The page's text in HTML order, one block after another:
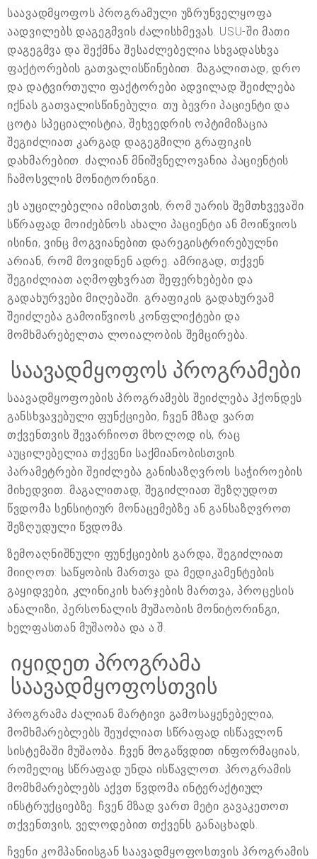
საავადმყოფოს პროგრამული უზრუნველყოფა
აადვილებს დაგეგმვის ძალისხმევას. USU-ში მათი
დაგეგმვა და შექმნა შესაძლებელია სხვადასხვა
ფაქტორების გათვალისწინებით. მაგალითად, დრო
და დატვირთული ფაქტორები ადვილად შეიძლება
იქნას გათვალისწინებული. თუ ბევრი პაციენტი და
ცოტა სპეციალისტია, შეხვედრის ოპტიმიზაცია
შეგიძლიათ კარგად დაგეგმილი გრაფიკის
დახმარებით. ძალიან მნიშვნელოვანია პაციენტის
ჩამოსვლის მონიტორინგი.
ეს აუცილებელია იმისთვის, რომ უარის შემთხვევაში
სწრაფად მოიძებნოს ახალი პაციენტი ან მოიწვიოს
ისინი, ვინც მოგვიანებით დარეგისტრირებულნი
არიან, რომ მოვიდნენ ადრე. ამრიგად, თქვენ
შეგიძლიათ აღმოფხვრათ შეფერხებები და
გადახურვები მიღებაში. გრაფიკის გადახურვამ
შეიძლება გამოიწვიოს კონფლიქტები და
მომხმარებელთა ლოიალობის შემცირება.
საავადმყოფოს პროგრამები
საავადმყოფოების პროგრამებს შეიძლება ჰქონდეს
განსხვავებული ფუნქციები, ჩვენ მზად ვართ
თქვენთვის შევარჩიოთ მხოლოდ ის, რაც
აუცილებელია თქვენი საქმიანობისთვის.
პარამეტრები შეიძლება განისაზღვროს საჭიროების
მიხედვით. მაგალითად, შეგიძლიათ შეზღუდოთ
წვდომა სენსიტიურ მონაცემებზე ან განსაზღვროთ
შეზღუდული წვდომა.
ზემოაღნიშნული ფუნქციების გარდა, შეგიძლიათ
მიიღოთ: საწყობის მართვა და მედიკამენტების
გაყიდვები, კლინიკის ხარჯების მართვა, პროცესის
ანალიზი, პერსონალის მუშაობის მონიტორინგი,
ხელფასთან მუშაობა და ა.შ.
იყიდეთ პროგრამა
საავადმყოფოსთვის
პროგრამა ძალიან მარტივი გამოსაყენებელია,
მომხმარებლებს შეუძლიათ სწრაფად ისწავლონ
სისტემაში მუშაობა. ჩვენ მოგაწვდით ინფორმაციას,
რომელიც სწრაფად უნდა ისწავლოთ. პროგრამის
მომხმარებლებს აქვთ წვდომა ინტერაქტიულ
ინსტრუქციებზე. ჩვენ მზად ვართ მეტი გავაკეთოთ
თქვენთვის, ველოდებით თქვენს განაცხადს.
ჩვენი კომპანიისგან საავადმყოფოსთვის პროგრამის